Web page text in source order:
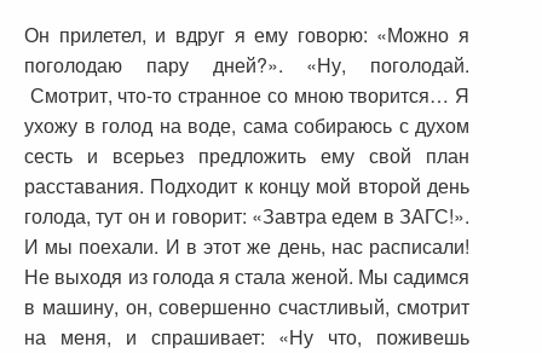
Он прилетел, и вдруг я ему говорю: «Можно я
поголодаю пару дней?». «Ну, поголодай.
Смотрит, что-то странное со мною творится… Я
ухожу в голод на воде, сама собираюсь с духом
сесть и всерьез предложить ему свой план
расставания. Подходит к концу мой второй день
голода, тут он и говорит: «Завтра едем в ЗАГС!».
И мы поехали. И в этот же день, нас расписали!
Не выходя из голода я стала женой. Мы садимся
в машину, он, совершенно счастливый, смотрит
на меня, и спрашивает: «Ну что, поживешь